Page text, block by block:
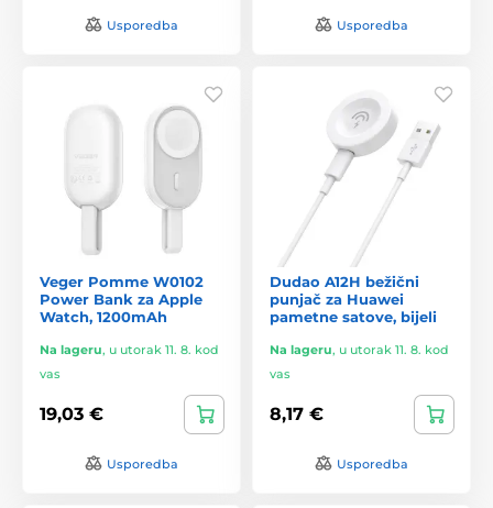
Usporedba Usporedba
Veger Pomme W0102
Power Bank za Apple
Watch, 1200mAh
Na lageru, u utorak 11. 8. kod
vas
19,03 €
Usporedba
Dudao A12H bežični
punjač za Huawei
pametne satove, bijeli
Na lageru, u utorak 11. 8. kod
vas
8,17 €
Usporedba